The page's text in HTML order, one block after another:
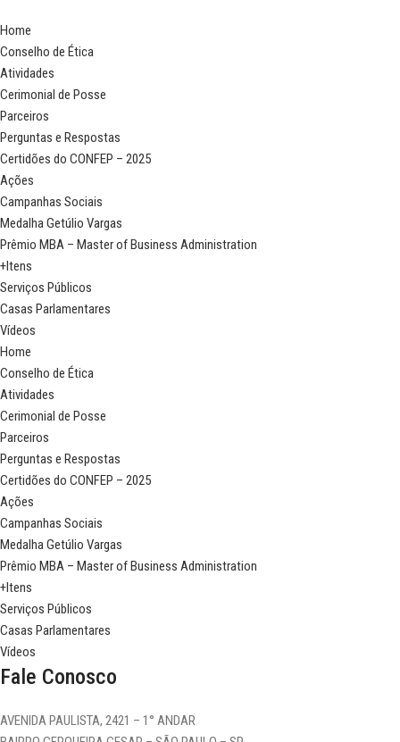
Home
Conselho de Ética
Atividades
Cerimonial de Posse
Parceiros
Perguntas e Respostas
Certidões do CONFEP – 2025
Ações
Campanhas Sociais
Medalha Getúlio Vargas
Prêmio MBA – Master of Business Administration
+Itens
Serviços Públicos
Casas Parlamentares
Vídeos
Home
Conselho de Ética
Atividades
Cerimonial de Posse
Parceiros
Perguntas e Respostas
Certidões do CONFEP – 2025
Ações
Campanhas Sociais
Medalha Getúlio Vargas
Prêmio MBA – Master of Business Administration
+Itens
Serviços Públicos
Casas Parlamentares
Vídeos
Fale Conosco
AVENIDA PAULISTA, 2421 – 1° ANDAR